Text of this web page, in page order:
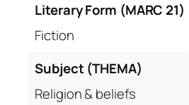
Literary Form (MARC 21)
Fiction
Subject (THEMA)
Religion & beliefs